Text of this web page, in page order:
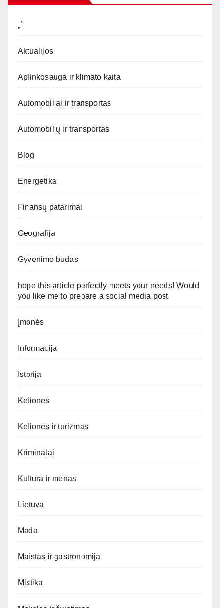
„`
Aktualijos
Aplinkosauga ir klimato kaita
Automobiliai ir transportas
Automobilių ir transportas
Blog
Energetika
Finansų patarimai
Geografija
Gyvenimo būdas
hope this article perfectly meets your needs! Would
you like me to prepare a social media post
Įmonės
Informacija
Istorija
Kelionės
Kelionės ir turizmas
Kriminalai
Kultūra ir menas
Lietuva
Mada
Maistas ir gastronomija
Mistika